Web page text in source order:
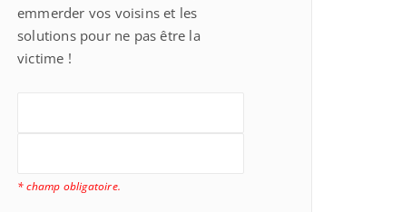
emmerder vos voisins et les
solutions pour ne pas être la
victime !
* champ obligatoire.